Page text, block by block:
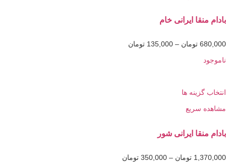
ايرانی خام
تومان –
135,000 تومان
ها
سریع
ایرانی شور
تومان –
350,000 تومان